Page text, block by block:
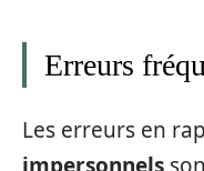
Erreurs
Les erreurs en